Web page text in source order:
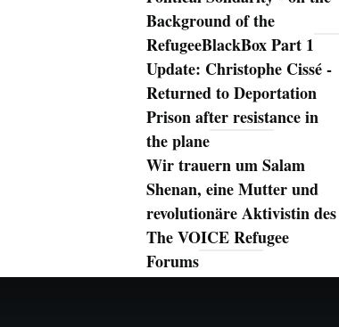
Background of the
RefugeeBlackBox Part 1
Update: Christophe Cissé -
Returned to Deportation
Prison after resistance in
the plane
Wir trauern um Salam
Shenan, eine Mutter und
revolutionäre Aktivistin des
The VOICE Refugee
Forums